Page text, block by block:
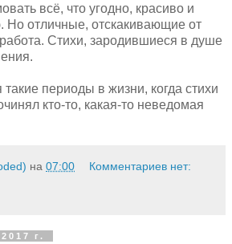
всё, что угодно, красиво и
Но отличные, отскакивающие от
Стихи, зародившиеся в душе
периоды в жизни, когда стихи
кто-то, какая-то неведомая
на 07:00 Комментариев нет:
г.